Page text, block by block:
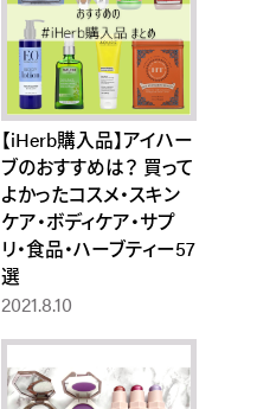
【iHerb購入品】アイハー
ブのおすすめは？ 買って
よかったコスメ・スキン
ケア・ボディケア・サプ
リ・食品・ハーブティー57
選
2021.8.10